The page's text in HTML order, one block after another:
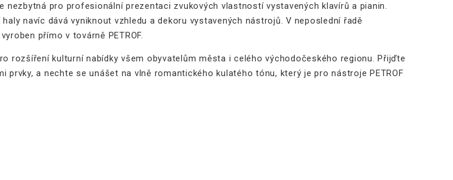
pro profesionální prezentaci zvukových vlastností vystavených klavírů a pianin.
navíc dává vyniknout vzhledu a dekoru vystavených nástrojů. V neposlední řadě
přímo v továrně PETROF.
rozšíření kulturní nabídky všem obyvatelům města i celého východočeského regionu. Přijďte
a nechte se unášet na vlně romantického kulatého tónu, který je pro nástroje PETROF